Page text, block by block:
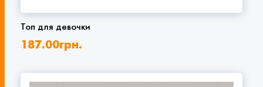
Топ для девочки
187.00грн.